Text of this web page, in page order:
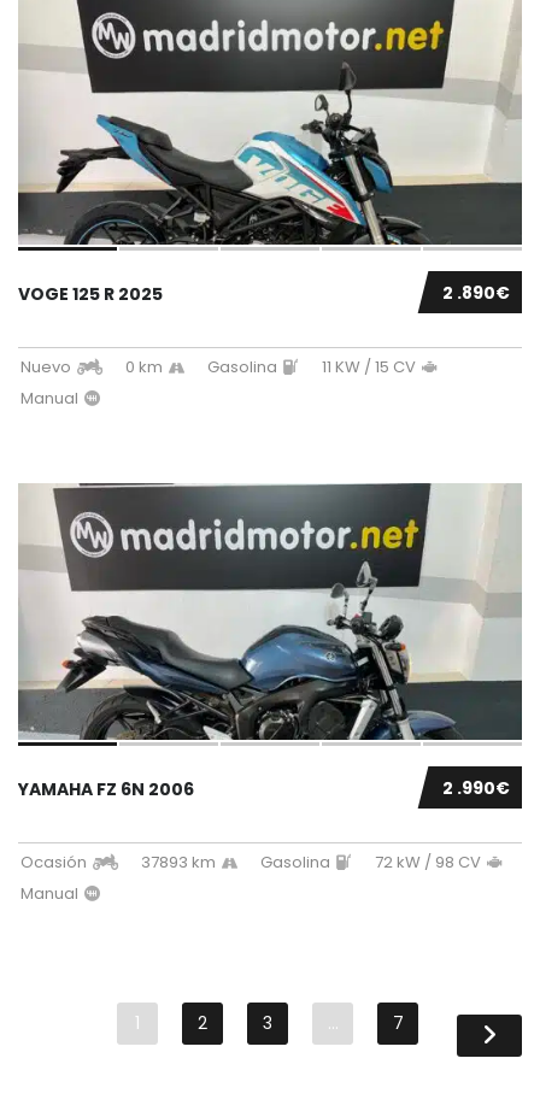
2 .890€
VOGE 125 R 2025
Nuevo 0 km Gasolina
11 KW / 15 CV
Manual
2 .990€
YAMAHA FZ 6N 2006
Ocasión 37893 km Gasolina
72 kW / 98 CV
Manual
1 2 3 … 7